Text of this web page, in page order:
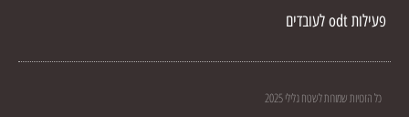
פעילות odt לעובדים
כל הזכויות שמורות לשטח גלילי 2025